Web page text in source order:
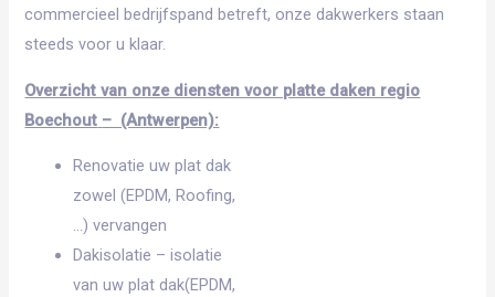
commercieel bedrijfspand betreft, onze dakwerkers staan
steeds voor u klaar.
Overzicht van onze diensten voor platte daken regio
Boechout – (Antwerpen):
Renovatie uw plat dak
zowel (EPDM, Roofing,
…) vervangen
Dakisolatie – isolatie
van uw plat dak(EPDM,